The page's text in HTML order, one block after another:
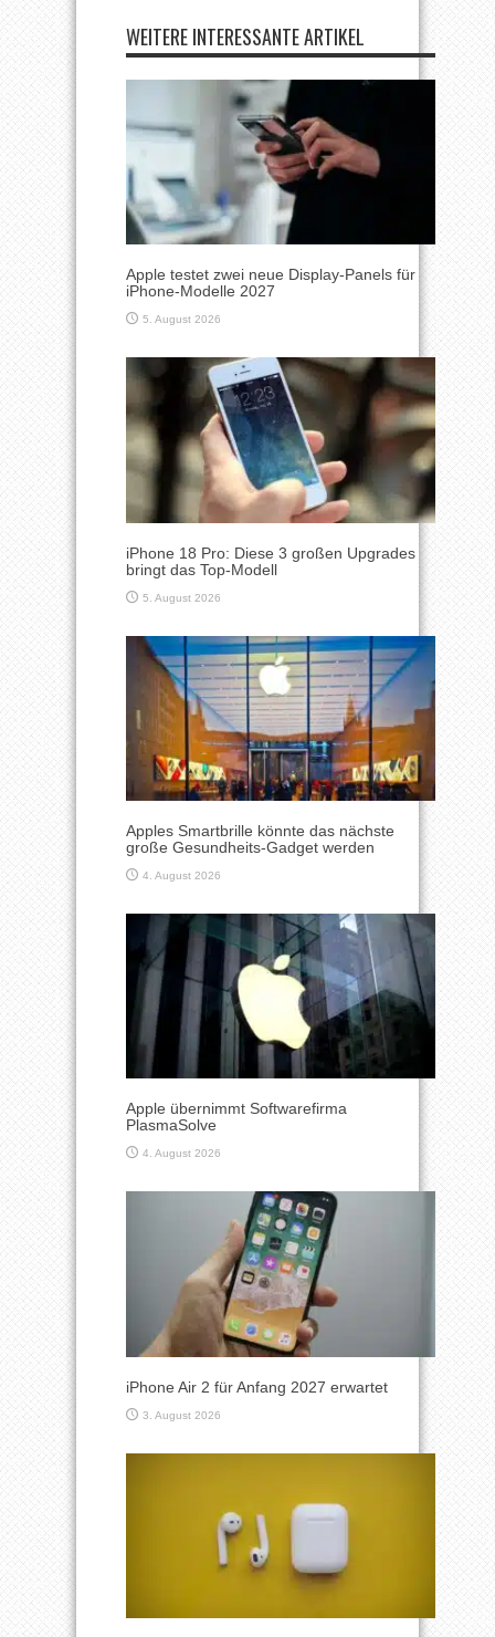
WEITERE INTERESSANTE ARTIKEL
Apple testet zwei neue Display-Panels für
iPhone-Modelle 2027
5. August 2026
iPhone 18 Pro: Diese 3 großen Upgrades
bringt das Top-Modell
5. August 2026
Apples Smartbrille könnte das nächste
große Gesundheits-Gadget werden
4. August 2026
Apple übernimmt Softwarefirma
PlasmaSolve
4. August 2026
iPhone Air 2 für Anfang 2027 erwartet
3. August 2026